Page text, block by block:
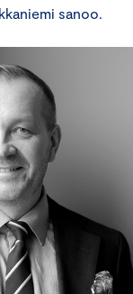
sanoo.